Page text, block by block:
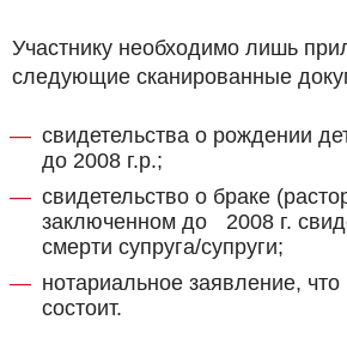
Участнику необходимо лишь
следующие сканированные
свидетельства о рождении
до 2008 г.р.;
свидетельство о браке
заключенном до 2008 г.
смерти супруга/супруги;
нотариальное заявление, что
состоит.